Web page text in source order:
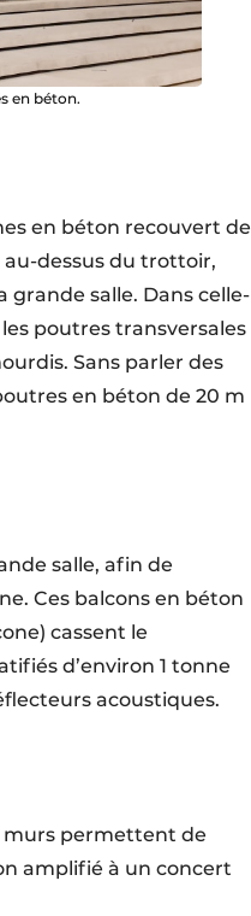
en béton.
en béton recouvert de
au-dessus du trottoir,
salle. Dans celle-
poutres transversales
Sans parler des
en béton de 20 m
salle, afin de
Ces balcons en béton
cassent le
d’environ 1 tonne
acoustiques.
murs permettent de
amplifié à un concert